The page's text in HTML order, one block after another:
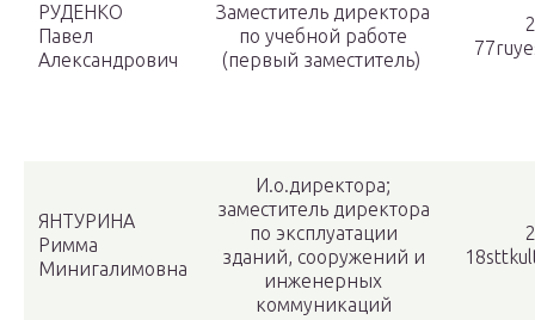
РУДЕНКО
Павел
Александрович
Заместитель директора
по учебной работе
(первый заместитель)
ЯНТУРИНА
Римма
Минигалимовна
И.о.директора;
заместитель директора
по эксплуатации
зданий, сооружений и
инженерных
коммуникаций